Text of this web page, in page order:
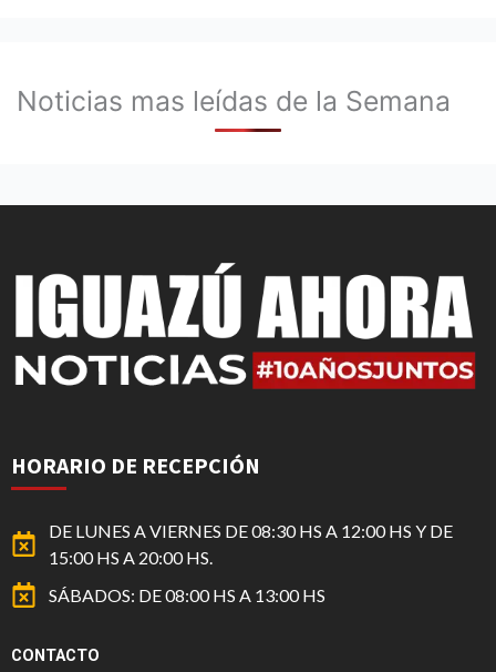
Noticias mas leídas de la Semana
HORARIO DE RECEPCIÓN
DE LUNES A VIERNES DE 08:30 HS A 12:00 HS Y DE
15:00 HS A 20:00 HS.
SÁBADOS: DE 08:00 HS A 13:00 HS
CONTACTO